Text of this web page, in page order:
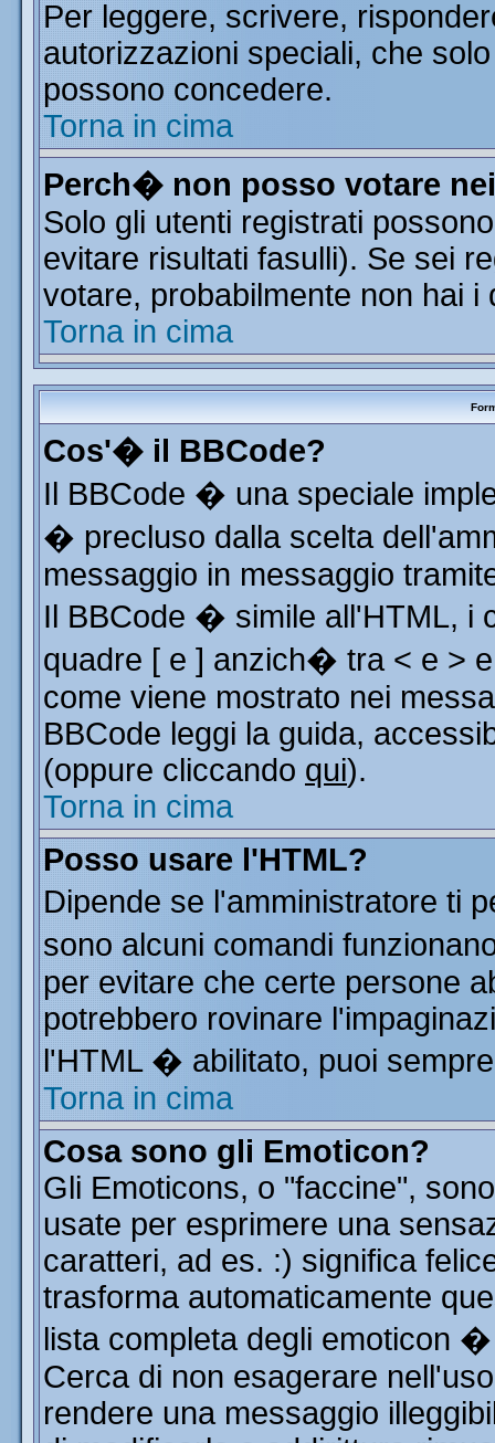
Per leggere, scrivere,
autorizzazioni speciali, che
possono concedere.
Torna in cima
Perch� non posso votare
Solo gli utenti registrati
evitare risultati fasulli). Se sei
votare, probabilmente non hai
Torna in cima
Cos'� il BBCode?
Il BBCode � una speciale
� precluso dalla scelta
messaggio in messaggio
Il BBCode � simile all'HTML, i
quadre [ e ] anzich� tra < e >
come viene mostrato nei
BBCode leggi la guida,
(oppure cliccando qui).
Torna in cima
Posso usare l'HTML?
Dipende se l'amministratore ti
sono alcuni comandi
per evitare che certe persone
potrebbero rovinare
l'HTML � abilitato, puoi
Torna in cima
Cosa sono gli Emoticon?
Gli Emoticons, o "faccine",
usate per esprimere una
caratteri, ad es. :) significa
trasforma automaticamente
lista completa degli emoticon
Cerca di non esagerare
rendere una messaggio